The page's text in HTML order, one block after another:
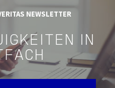
NEWSLETTER
IN